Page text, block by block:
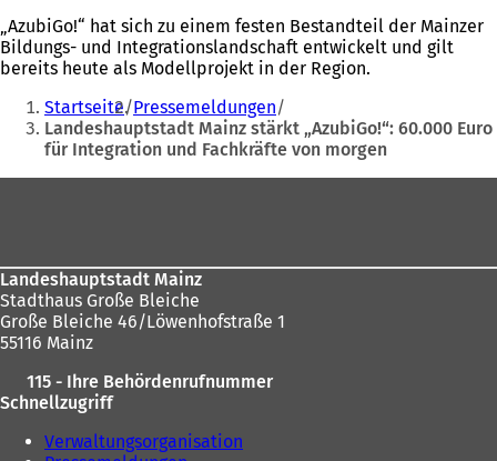
„AzubiGo!“ hat sich zu einem festen Bestandteil der Mainzer
Bildungs- und Integrationslandschaft entwickelt und gilt
bereits heute als Modellprojekt in der Region.
Sie
befinden
sich
hier:
Startseite Pressemeldungen
Landeshauptstadt Mainz stärkt „AzubiGo!“: 60.000 Euro
für Integration und Fachkräfte von morgen
Landeshauptstadt Mainz
Stadthaus Große Bleiche
Große Bleiche 46/Löwenhofstraße 1
55116 Mainz
115 - Ihre Behördenrufnummer
Schnellzugriff
Verwaltungsorganisation